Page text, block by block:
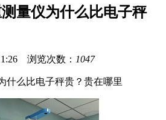
量仪为什么比电子秤
浏览次数： 1047
什么比电子秤贵？贵在哪里